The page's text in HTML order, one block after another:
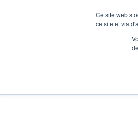
Ce site web
ce site et via
Je participe à une session